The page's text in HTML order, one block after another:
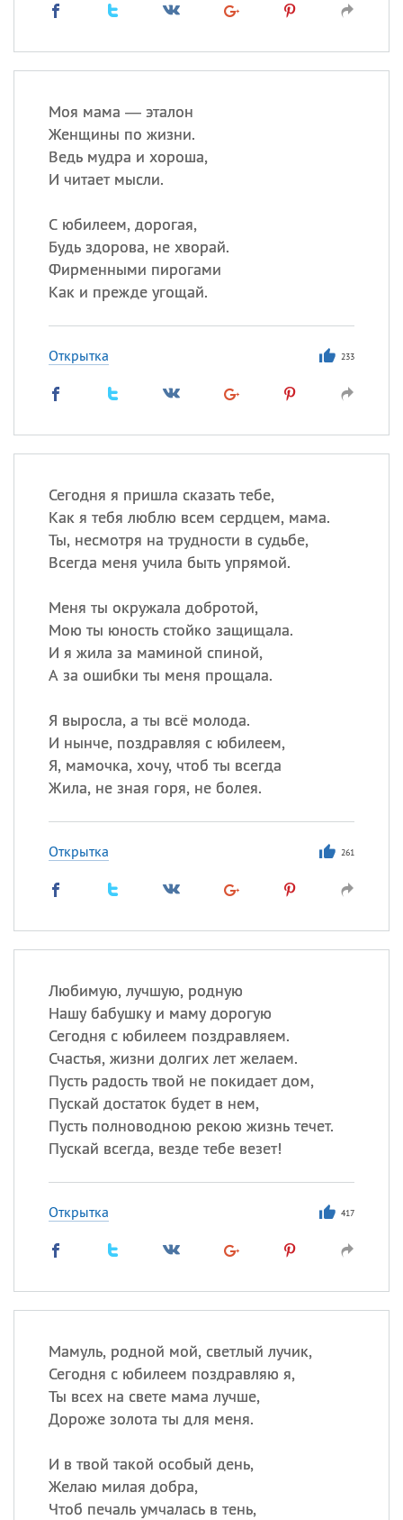
Моя мама — эталон
Женщины по жизни.
Ведь мудра и хороша,
И читает мысли.
С юбилеем, дорогая,
Будь здорова, не хворай.
Фирменными пирогами
Как и прежде угощай.
Открытка 233
Сегодня я пришла сказать тебе,
Как я тебя люблю всем сердцем, мама.
Ты, несмотря на трудности в судьбе,
Всегда меня учила быть упрямой.
Меня ты окружала добротой,
Мою ты юность стойко защищала.
И я жила за маминой спиной,
А за ошибки ты меня прощала.
Я выросла, а ты всё молода.
И нынче, поздравляя с юбилеем,
Я, мамочка, хочу, чтоб ты всегда
Жила, не зная горя, не болея.
Открытка 261
Любимую, лучшую, родную
Нашу бабушку и маму дорогую
Сегодня с юбилеем поздравляем.
Счастья, жизни долгих лет желаем.
Пусть радость твой не покидает дом,
Пускай достаток будет в нем,
Пусть полноводною рекою жизнь течет.
Пускай всегда, везде тебе везет!
Открытка 417
Мамуль, родной мой, светлый лучик,
Сегодня с юбилеем поздравляю я,
Ты всех на свете мама лучше,
Дороже золота ты для меня.
И в твой такой особый день,
Желаю милая добра,
Чтоб печаль умчалась в тень,